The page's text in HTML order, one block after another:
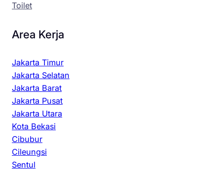
Toilet
Area Kerja
Jakarta Timur
Jakarta Selatan
Jakarta Barat
Jakarta Pusat
Jakarta Utara
Kota Bekasi
Cibubur
Cileungsi
Sentul